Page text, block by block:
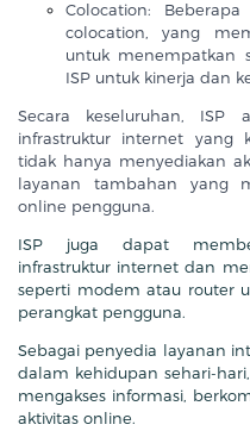
Colocation:
colocation, yang
untuk menempatkan
ISP untuk kinerja dan
Secara keseluruhan,
infrastruktur internet yang
tidak hanya menyediakan
layanan tambahan yang
online pengguna.
ISP juga dapat
infrastruktur internet dan
seperti modem atau router
perangkat pengguna.
Sebagai penyedia layanan
dalam kehidupan sehari-
mengakses informasi,
aktivitas online.